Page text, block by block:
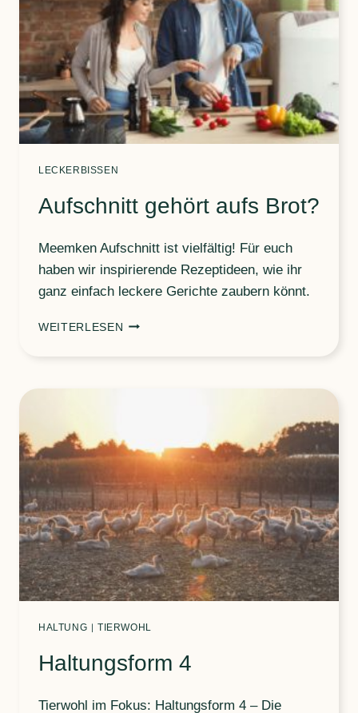
LECKERBISSEN
Aufschnitt gehört aufs Brot?
Meemken Aufschnitt ist vielfältig! Für euch
haben wir inspirierende Rezeptideen, wie ihr
ganz einfach leckere Gerichte zaubern könnt.
WEITERLESEN AUFSCHNITT
HALTUNG | TIERWOHL
Haltungsform 4
Tierwohl im Fokus: Haltungsform 4 – Die